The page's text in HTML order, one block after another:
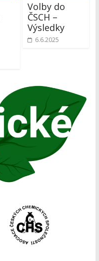
Volby do
ČSCH –
Výsledky
6.6.2025